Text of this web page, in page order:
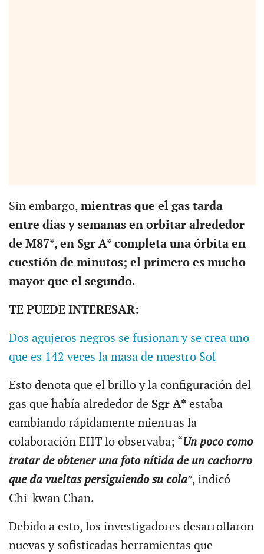
Sin embargo, mientras que el gas tarda
entre días y semanas en orbitar alrededor
de M87*, en Sgr A* completa una órbita en
cuestión de minutos; el primero es mucho
mayor que el segundo.
TE PUEDE INTERESAR:
Dos agujeros negros se fusionan y se crea uno
que es 142 veces la masa de nuestro Sol
Esto denota que el brillo y la configuración del
gas que había alrededor de Sgr A* estaba
cambiando rápidamente mientras la
colaboración EHT lo observaba; “Un poco como
tratar de obtener una foto nítida de un cachorro
que da vueltas persiguiendo su cola”, indicó
Chi-kwan Chan.
Debido a esto, los investigadores desarrollaron
nuevas y sofisticadas herramientas que